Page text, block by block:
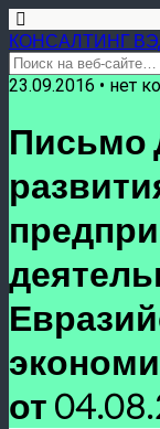
КОНСАЛТИНГ
23.09.2016 • нет
Письмо
от